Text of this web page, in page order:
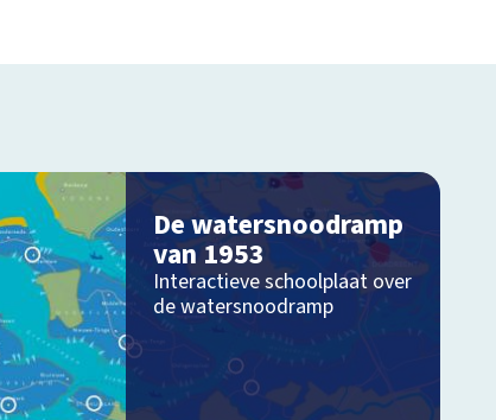
De watersnoodramp
van 1953
Interactieve schoolplaat over
de watersnoodramp